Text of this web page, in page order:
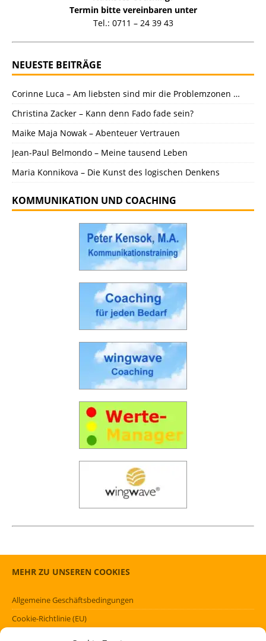
Termin bitte vereinbaren unter
Tel.: 0711 – 24 39 43
NEUESTE BEITRÄGE
Corinne Luca – Am liebsten sind mir die Problemzonen …
Christina Zacker – Kann denn Fado fade sein?
Maike Maja Nowak – Abenteuer Vertrauen
Jean-Paul Belmondo – Meine tausend Leben
Maria Konnikova – Die Kunst des logischen Denkens
KOMMUNIKATION UND COACHING
MEHR ZU UNSEREN COOKIES
Allgemeine Geschäftsbedingungen
Cookie-Richtlinie (EU)